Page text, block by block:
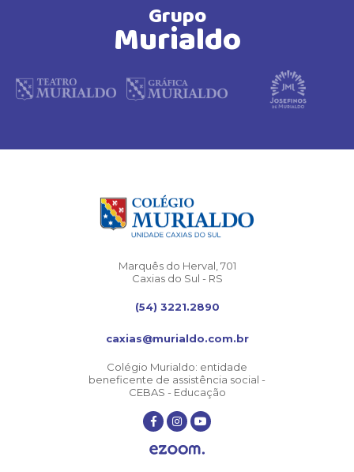
Grupo
Murialdo
Marquês do Herval, 701
Caxias do Sul - RS
(54) 3221.2890
caxias@murialdo.com.br
Colégio Murialdo: entidade
beneficente de assistência social -
CEBAS - Educação